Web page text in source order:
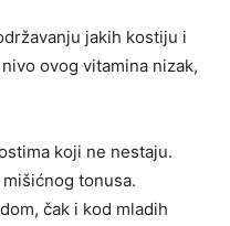
jakih kostiju i
ovog vitamina nizak,
koji ne nestaju.
tonusa.
čak i kod mladih